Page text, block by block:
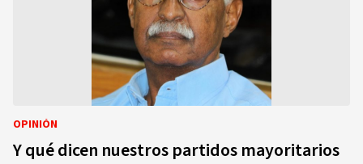
OPINIÓN
Y qué dicen nuestros partidos mayoritarios